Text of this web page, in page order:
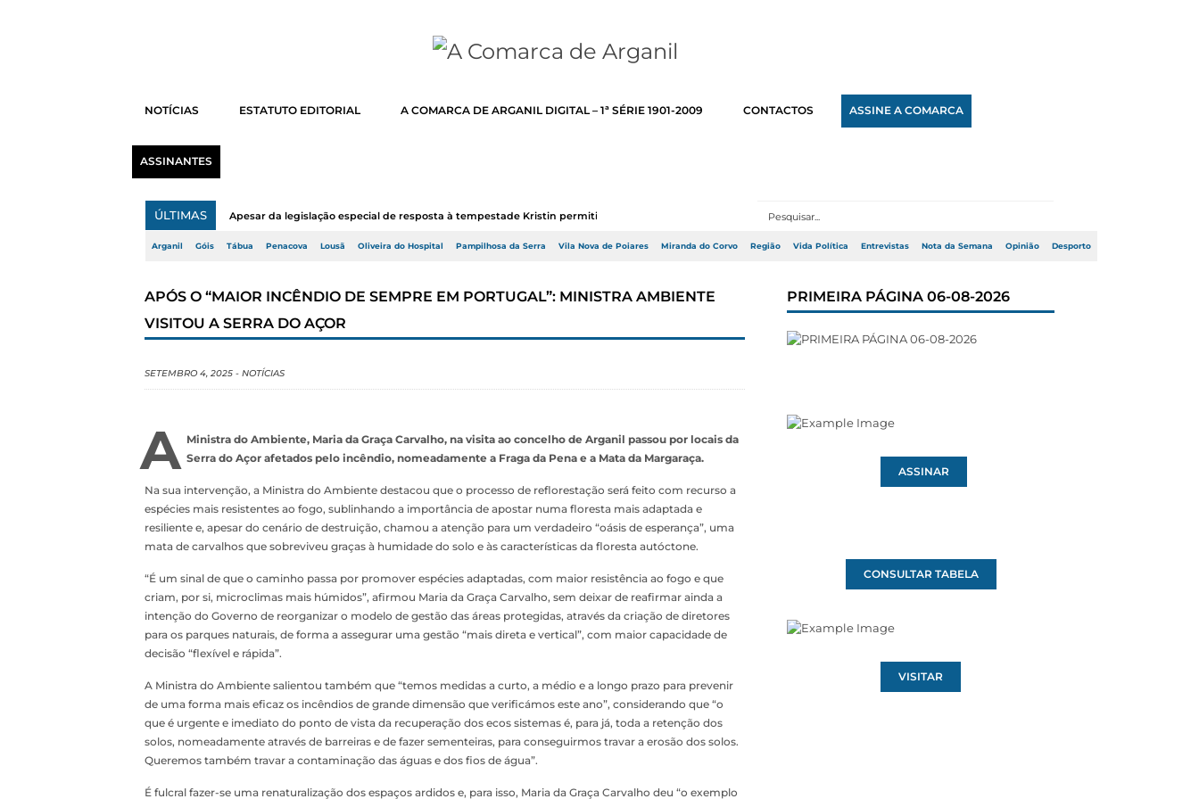
NOTÍCIAS ESTATUTO EDITORIAL A COMARCA DE ARGANIL DIGITAL – 1ª SÉRIE 1901-2009 CONTACTOS ASSINE A COMARCA
ASSINANTES
ÚLTIMAS Apesar da legislação especial de resposta à tempestade Kristin permitir a adj...
Arganil Góis Tábua Penacova Lousã Oliveira do Hospital Pampilhosa da Serra Vila Nova de Poiares Miranda do Corvo Região Vida Política Entrevistas Nota da Semana Opinião Desporto
APÓS O “MAIOR INCÊNDIO DE SEMPRE EM PORTUGAL”: MINISTRA AMBIENTE
VISITOU A SERRA DO AÇOR
SETEMBRO 4, 2025 - NOTÍCIAS
A Ministra do Ambiente, Maria da Graça Carvalho, na visita ao concelho de Arganil passou por locais da
Serra do Açor afetados pelo incêndio, nomeadamente a Fraga da Pena e a Mata da Margaraça.
Na sua intervenção, a Ministra do Ambiente destacou que o processo de reflorestação será feito com recurso a
espécies mais resistentes ao fogo, sublinhando a importância de apostar numa floresta mais adaptada e
resiliente e, apesar do cenário de destruição, chamou a atenção para um verdadeiro “oásis de esperança”, uma
mata de carvalhos que sobreviveu graças à humidade do solo e às características da floresta autóctone.
“É um sinal de que o caminho passa por promover espécies adaptadas, com maior resistência ao fogo e que
criam, por si, microclimas mais húmidos”, afirmou Maria da Graça Carvalho, sem deixar de reafirmar ainda a
intenção do Governo de reorganizar o modelo de gestão das áreas protegidas, através da criação de diretores
para os parques naturais, de forma a assegurar uma gestão “mais direta e vertical”, com maior capacidade de
decisão “flexível e rápida”.
A Ministra do Ambiente salientou também que “temos medidas a curto, a médio e a longo prazo para prevenir
de uma forma mais eficaz os incêndios de grande dimensão que verificámos este ano”, considerando que “o
que é urgente e imediato do ponto de vista da recuperação dos ecos sistemas é, para já, toda a retenção dos
solos, nomeadamente através de barreiras e de fazer sementeiras, para conseguirmos travar a erosão dos solos.
Queremos também travar a contaminação das águas e dos fios de água”.
É fulcral fazer-se uma renaturalização dos espaços ardidos e, para isso, Maria da Graça Carvalho deu “o exemplo
PRIMEIRA PÁGINA 06-08-2026
ASSINAR
CONSULTAR TABELA
VISITAR